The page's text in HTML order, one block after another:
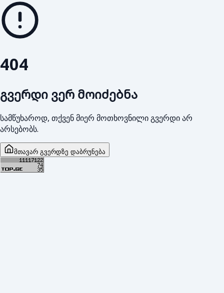
404
გვერდი ვერ მოიძებნა
სამწუხაროდ, თქვენ მიერ მოთხოვნილი გვერდი არ
არსებობს.
მთავარ გვერდზე დაბრუნება